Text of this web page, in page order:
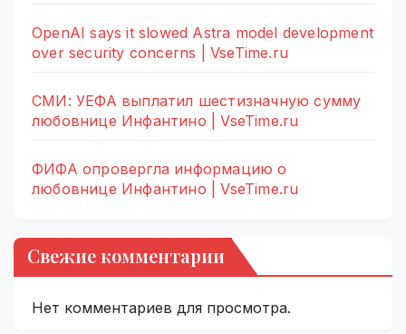
OpenAI says it slowed Astra model development
over security concerns | VseTime.ru
СМИ: УЕФА выплатил шестизначную сумму
любовнице Инфантино | VseTime.ru
ФИФА опровергла информацию о
любовнице Инфантино | VseTime.ru
Свежие комментарии
Нет комментариев для просмотра.